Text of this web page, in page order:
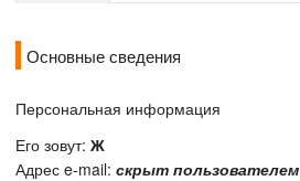
Основные сведения
Персональная информация
Его зовут: Ж
Адрес e-mail: скрыт пользователем